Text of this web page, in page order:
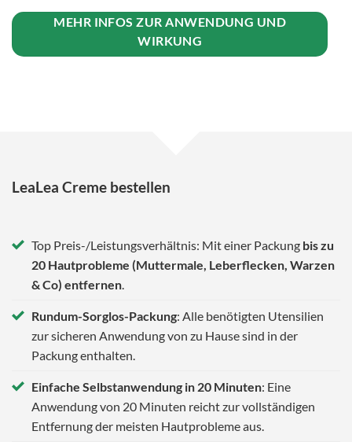
MEHR INFOS ZUR ANWENDUNG UND
WIRKUNG
LeaLea Creme bestellen
Top Preis-/Leistungsverhältnis: Mit einer Packung bis zu
20 Hautprobleme (Muttermale, Leberflecken, Warzen
& Co) entfernen.
Rundum-Sorglos-Packung: Alle benötigten Utensilien
zur sicheren Anwendung von zu Hause sind in der
Packung enthalten.
Einfache Selbstanwendung in 20 Minuten: Eine
Anwendung von 20 Minuten reicht zur vollständigen
Entfernung der meisten Hautprobleme aus.